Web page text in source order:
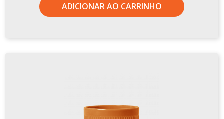
ADICIONAR AO CARRINHO